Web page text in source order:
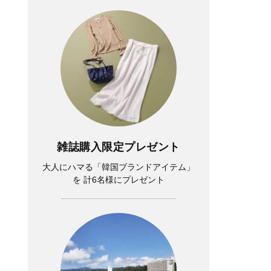
雑誌購入限定プレゼント
大人にハマる「韓国ブランドアイテム」
を 計6名様にプレゼント